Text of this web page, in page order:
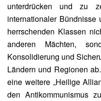
unterdrücken und zu
internationaler
herrschenden Klassen
anderen Mächten,
Konsolidierung und
Ländern und Regionen
eine weitere „Heilige
den Antikommunismus